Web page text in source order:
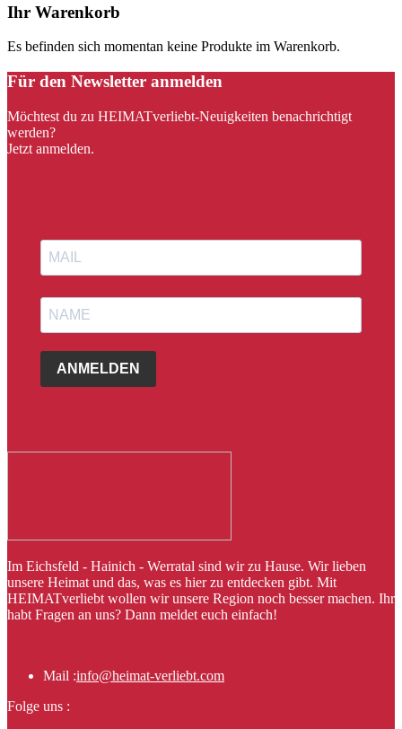
Ihr Warenkorb
Es befinden sich momentan keine Produkte im Warenkorb.
Für den Newsletter anmelden
Möchtest du zu HEIMATverliebt-Neuigkeiten benachrichtigt
werden?
Jetzt anmelden.
ANMELDEN
Im Eichsfeld - Hainich - Werratal sind wir zu Hause. Wir lieben
unsere Heimat und das, was es hier zu entdecken gibt. Mit
HEIMATverliebt wollen wir unsere Region noch besser machen. Ihr
habt Fragen an uns? Dann meldet euch einfach!
Mail :info@heimat-verliebt.com
Folge uns :